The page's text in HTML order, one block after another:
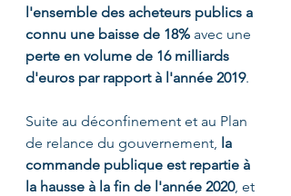
l'ensemble des acheteurs publics a
connu une baisse de 18% avec une
perte en volume de 16 milliards
d'euros par rapport à l'année 2019.
Suite au déconfinement et au Plan
de relance du gouvernement, la
commande publique est repartie à
la hausse à la fin de l'année 2020, et